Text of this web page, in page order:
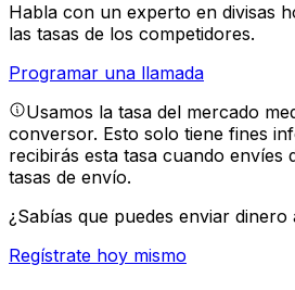
Habla con un experto en divisas
las tasas de los competidores.
Programar una llamada
Usamos la tasa del mercado
conversor. Esto solo tiene fines
recibirás esta tasa cuando envíes
tasas de envío.
¿Sabías que puedes enviar
Regístrate hoy mismo